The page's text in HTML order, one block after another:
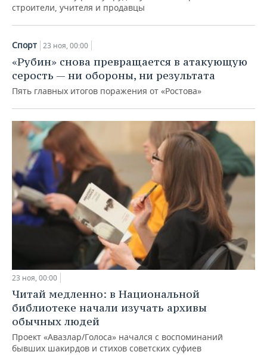
строители, учителя и продавцы
Спорт 23 ноя, 00:00
«Рубин» снова превращается в атакующую
серость — ни обороны, ни результата
Пять главных итогов поражения от «Ростова»
23 ноя, 00:00
Читай медленно: в Национальной
библиотеке начали изучать архивы
обычных людей
Проект «Авазлар/Голоса» начался с воспоминаний
бывших шакирдов и стихов советских суфиев